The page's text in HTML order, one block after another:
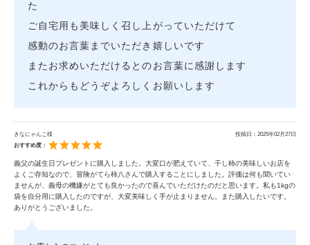
た
ご自宅用も美味しく召し上がっていただけて
感動のお言葉までいただき嬉しいです
またお求めいただけるとのお言葉に感謝します
これからもどうぞよろしくお願いします
きなにゃんこ様 投稿日： 2025年02月27日
おすすめ度：
義父の誕生日プレゼントに購入しました。大変口が肥えていて、干し柿の美味しいお店を
よくご存知なので、冒険がてら柿八さんで購入することにしました。評価は何も聞いてい
ませんが、義母の機嫌がとても良かったので喜んでいただけたのだと思います。私も1kgの
袋を自分用に購入したのですが、大変美味しく手が止まりません。また購入したいです。
ありがとうございました。